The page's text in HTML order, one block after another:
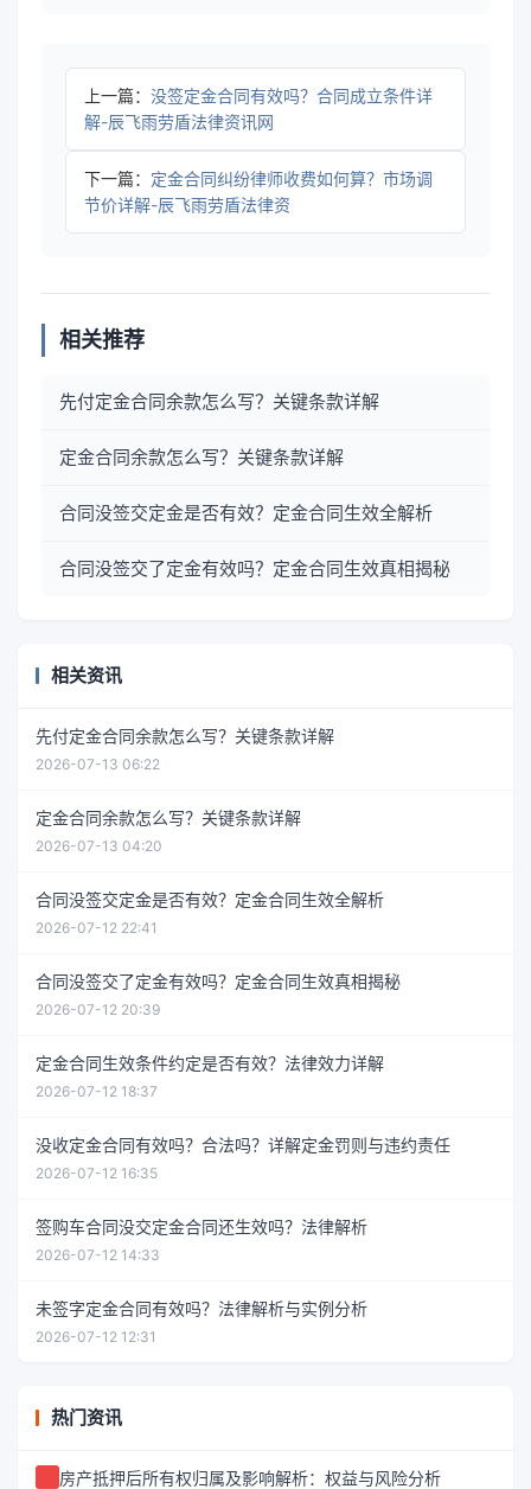
上一篇： 没签定金合同有效吗？合同成立条件详
解-辰飞雨劳盾法律资讯网
下一篇： 定金合同纠纷律师收费如何算？市场调
节价详解-辰飞雨劳盾法律资
相关推荐
先付定金合同余款怎么写？关键条款详解
定金合同余款怎么写？关键条款详解
合同没签交定金是否有效？定金合同生效全解析
合同没签交了定金有效吗？定金合同生效真相揭秘
相关资讯
先付定金合同余款怎么写？关键条款详解
2026-07-13 06:22
定金合同余款怎么写？关键条款详解
2026-07-13 04:20
合同没签交定金是否有效？定金合同生效全解析
2026-07-12 22:41
合同没签交了定金有效吗？定金合同生效真相揭秘
2026-07-12 20:39
定金合同生效条件约定是否有效？法律效力详解
2026-07-12 18:37
没收定金合同有效吗？合法吗？详解定金罚则与违约责任
2026-07-12 16:35
签购车合同没交定金合同还生效吗？法律解析
2026-07-12 14:33
未签字定金合同有效吗？法律解析与实例分析
2026-07-12 12:31
热门资讯
房产抵押后所有权归属及影响解析：权益与风险分析